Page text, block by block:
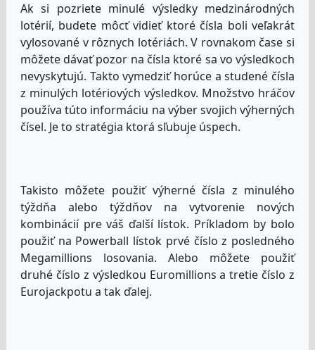
Ak si pozriete minulé výsledky medzinárodných
lotérií, budete môcť vidieť ktoré čísla boli veľakrát
vylosované v rôznych lotériách. V rovnakom čase si
môžete dávať pozor na čísla ktoré sa vo výsledkoch
nevyskytujú. Takto vymedziť horúce a studené čísla
z minulých lotériových výsledkov. Množstvo hráčov
používa túto informáciu na výber svojich výherných
čísel. Je to stratégia ktorá sľubuje úspech.
Takisto môžete použiť výherné čísla z minulého
týždňa alebo týždňov na vytvorenie nových
kombinácií pre váš ďalší lístok. Príkladom by bolo
použiť na Powerball lístok prvé číslo z posledného
Megamillions losovania. Alebo môžete použiť
druhé číslo z výsledkou Euromillions a tretie číslo z
Eurojackpotu a tak ďalej.